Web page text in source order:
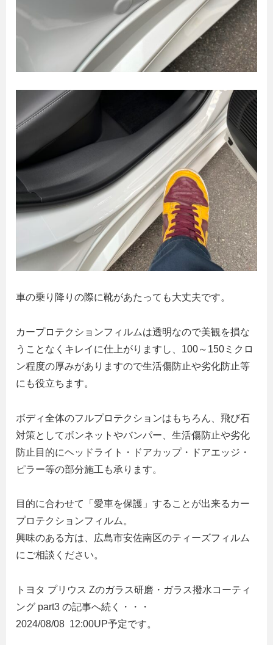
車の乗り降りの際に靴があたっても大丈夫です。
カープロテクションフィルムは透明なので美観を損な
うことなくキレイに仕上がりますし、100～150ミクロ
ン程度の厚みがありますので生活傷防止や劣化防止等
にも役立ちます。
ボディ全体のフルプロテクションはもちろん、飛び石
対策としてボンネットやバンパー、生活傷防止や劣化
防止目的にヘッドライト・ドアカップ・ドアエッジ・
ピラー等の部分施工も承ります。
目的に合わせて「愛車を保護」することが出来るカー
プロテクションフィルム。
興味のある方は、広島市安佐南区のティーズフィルム
にご相談ください。
トヨタ プリウス Zのガラス研磨・ガラス撥水コーティ
ング part3 の記事へ続く・・・
2024/08/08 12:00UP予定です。